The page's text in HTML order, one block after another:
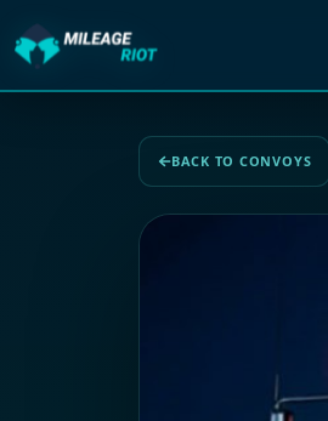
BACK TO CONVOYS